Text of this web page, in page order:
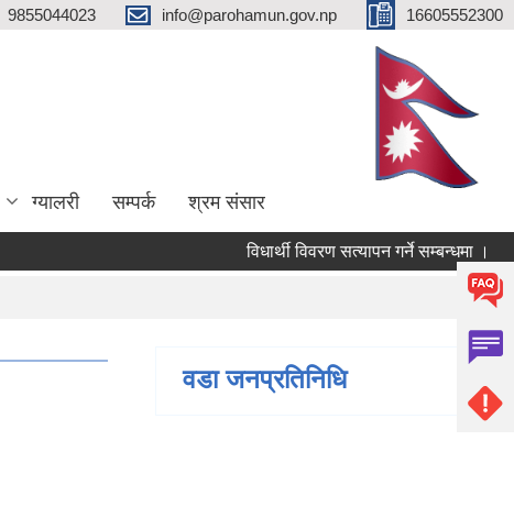
9855044023 info@parohamun.gov.np 16605552300
ग्यालरी सम्पर्क श्रम संसार
विधार्थी विवरण सत्यापन गर्ने सम्बन्धमा ।
वडा जनप्रतिनिधि